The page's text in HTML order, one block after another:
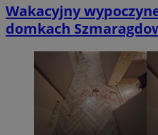
Wakacyjny
domkach